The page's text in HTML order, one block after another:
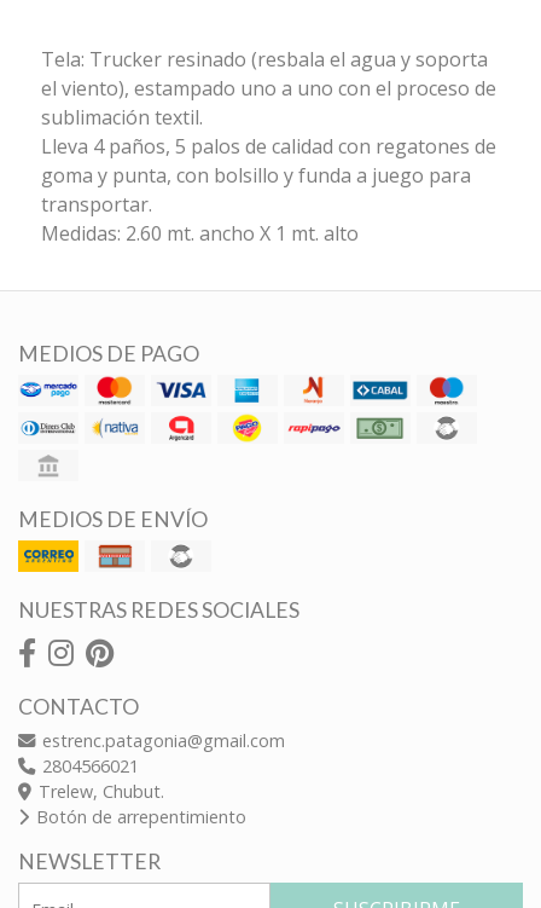
Tela: Trucker resinado (resbala el agua y soporta
el viento), estampado uno a uno con el proceso de
sublimación textil.
Lleva 4 paños, 5 palos de calidad con regatones de
goma y punta, con bolsillo y funda a juego para
transportar.
Medidas: 2.60 mt. ancho X 1 mt. alto
MEDIOS DE PAGO
MEDIOS DE ENVÍO
NUESTRAS REDES SOCIALES
CONTACTO
estrenc.patagonia@gmail.com
2804566021
Trelew, Chubut.
Botón de arrepentimiento
NEWSLETTER